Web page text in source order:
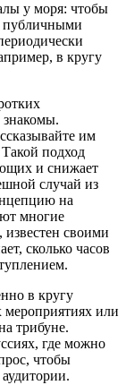
у моря: чтобы
публичными
в кругу
им
подход
и снижает
случай из
на
многие
своими
сколько часов
в кругу
мероприятиях или
трибуне.
где можно
чтобы